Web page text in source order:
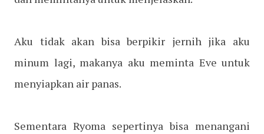
Aku tidak akan bisa berpikir jernih jika aku
minum lagi, makanya aku meminta Eve untuk
menyiapkan air panas.
Sementara Ryoma sepertinya bisa menangani